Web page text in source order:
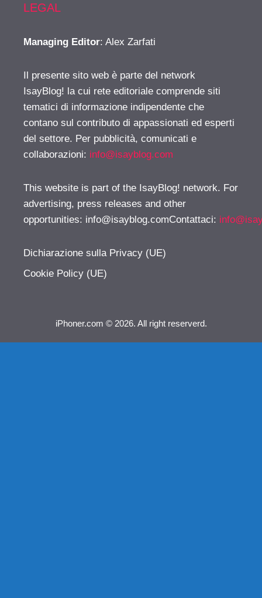
LEGAL
Managing Editor: Alex Zarfati
Il presente sito web è parte del network
IsayBlog! la cui rete editoriale comprende siti
tematici di informazione indipendente che
contano sul contributo di appassionati ed esperti
del settore. Per pubblicità, comunicati e
collaborazioni: info@isayblog.com
This website is part of the IsayBlog! network. For
advertising, press releases and other
opportunities: info@isayblog.comContattaci:
Dichiarazione sulla Privacy (UE)
Cookie Policy (UE)
iPhoner.com © 2026. All right reserverd.